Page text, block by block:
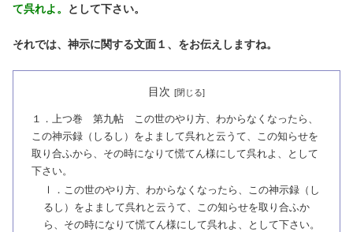
て呉れよ。
として下さい。
それでは、神示に関する文面１、をお伝えしますね。
目次
１．上つ巻 第九帖 この世のやり方、わからなくなったら、
この神示録（しるし）をよまして呉れと云うて、この知らせを
取り合ふから、その時になりて慌てん様にして呉れよ、として
下さい。
Ⅰ．この世のやり方、わからなくなったら、この神示録（し
るし）をよまして呉れと云うて、この知らせを取り合ふか
ら、その時になりて慌てん様にして呉れよ、として下さい。